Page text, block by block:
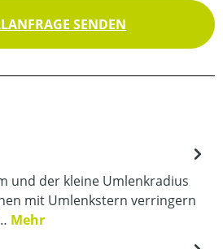
SENDEN
und der kleine Umlenkradius
mit Umlenkstern verringern
Mehr